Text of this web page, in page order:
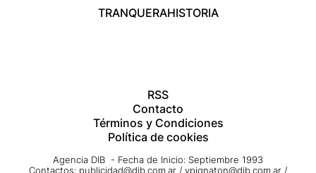
TRANQUERAHISTORIA
RSS
Contacto
Términos y Condiciones
Política de cookies
Agencia DIB - Fecha de Inicio: Septiembre 1993
Contactos: publicidad@dib.com.ar / vpignaton@dib.com.ar /